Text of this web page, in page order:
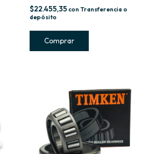
$22.455,35con Transferencia o
depósito